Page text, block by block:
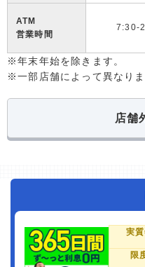
ATM
営業時間
7:30-
※年末年始を除きます。
※一部店舗によって異なりま
店舗
実
限